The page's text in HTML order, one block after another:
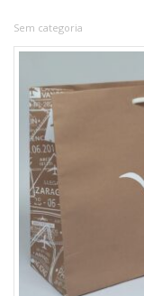
Sem categoria